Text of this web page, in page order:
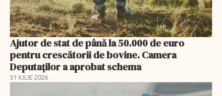
Ajutor de stat de până la 50.000 de euro
pentru crescătorii de bovine. Camera
Deputaților a aprobat schema
31 IULIE 2026